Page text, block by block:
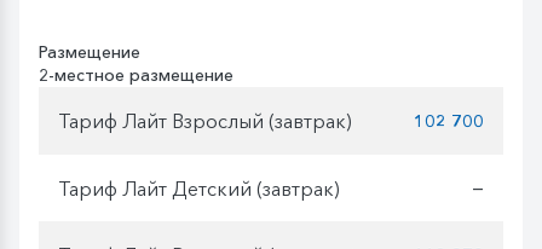
Размещение
2-местное размещение
Тариф Лайт Взрослый (завтрак) 102 700
Тариф Лайт Детский (завтрак) —